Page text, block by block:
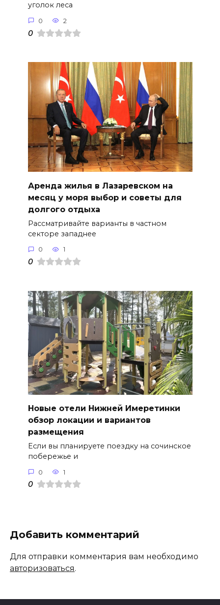
уголок леса
0 2
0
Аренда жилья в Лазаревском на
месяц у моря выбор и советы для
долгого отдыха
Рассматривайте варианты в частном
секторе западнее
0 1
0
Новые отели Нижней Имеретинки
обзор локации и вариантов
размещения
Если вы планируете поездку на сочинское
побережье и
0 1
0
Добавить комментарий
Для отправки комментария вам необходимо
авторизоваться.